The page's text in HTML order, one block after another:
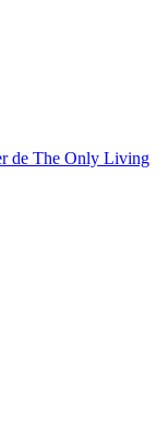
de The Only Living